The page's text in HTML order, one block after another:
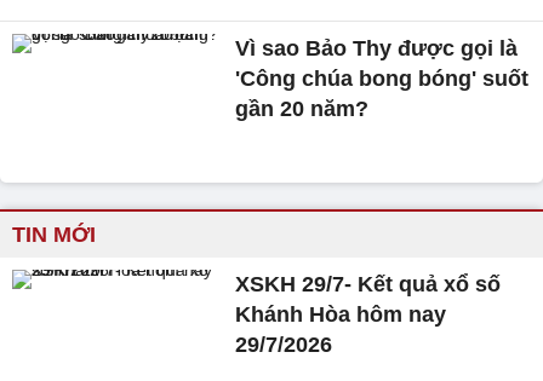
Vì sao Bảo Thy được gọi là
'Công chúa bong bóng' suốt
gần 20 năm?
TIN MỚI
XSKH 29/7- Kết quả xổ số
Khánh Hòa hôm nay
29/7/2026